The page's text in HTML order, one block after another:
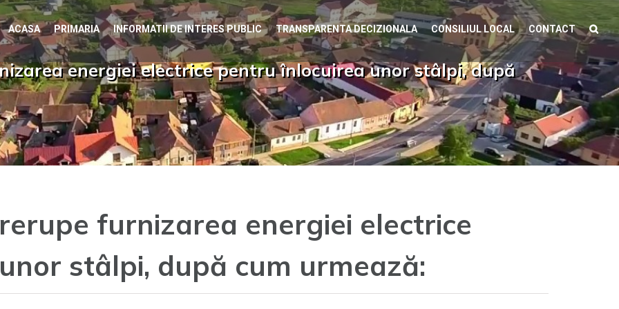
ACASA PRIMARIA INFORMATII DE INTERES PUBLIC TRANSPARENTA DECIZIONALA CONSILIUL LOCAL CONTACT
energiei electrice pentru înlocuirea unor stâlpi, după
furnizarea energiei electrice
stâlpi, după cum urmează: